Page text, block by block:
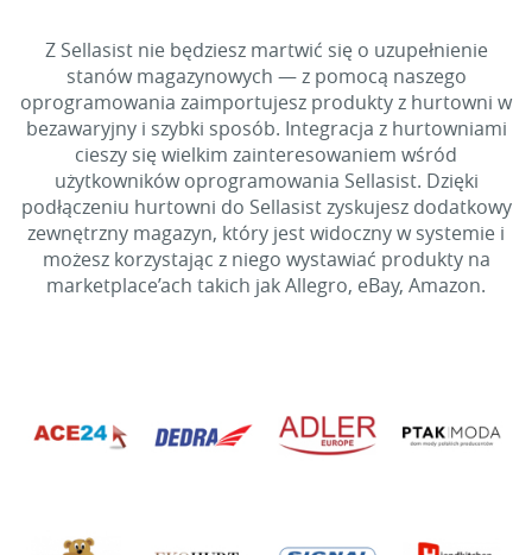
Z Sellasist nie będziesz martwić się o uzupełnienie
stanów magazynowych — z pomocą naszego
oprogramowania zaimportujesz produkty z hurtowni w
bezawaryjny i szybki sposób. Integracja z hurtowniami
cieszy się wielkim zainteresowaniem wśród
użytkowników oprogramowania Sellasist. Dzięki
podłączeniu hurtowni do Sellasist zyskujesz dodatkowy
zewnętrzny magazyn, który jest widoczny w systemie i
możesz korzystając z niego wystawiać produkty na
marketplace’ach takich jak Allegro, eBay, Amazon.